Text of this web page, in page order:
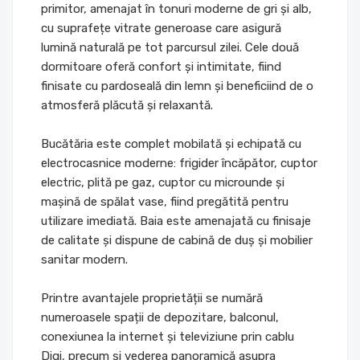
primitor, amenajat în tonuri moderne de gri și alb,
cu suprafețe vitrate generoase care asigură
lumină naturală pe tot parcursul zilei. Cele două
dormitoare oferă confort și intimitate, fiind
finisate cu pardoseală din lemn și beneficiind de o
atmosferă plăcută și relaxantă.
Bucătăria este complet mobilată și echipată cu
electrocasnice moderne: frigider încăpător, cuptor
electric, plită pe gaz, cuptor cu microunde și
mașină de spălat vase, fiind pregătită pentru
utilizare imediată. Baia este amenajată cu finisaje
de calitate și dispune de cabină de duș și mobilier
sanitar modern.
Printre avantajele proprietății se numără
numeroasele spații de depozitare, balconul,
conexiunea la internet și televiziune prin cablu
Digi, precum și vederea panoramică asupra